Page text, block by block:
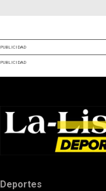
PUBLICIDAD
PUBLICIDAD
Deportes